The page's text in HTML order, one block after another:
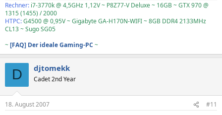
Rechner: i7-3770k @ 4,5GHz 1,12V ~ P8Z77-V Deluxe ~ 16GB ~ GTX 970 @
1315 (1455) / 2000
HTPC:G4500 @ 0,95V ~ Gigabyte GA-H170N-WIFI ~ 8GB DDR4 2133MHz
CL13 ~ Sugo SG05
~[FAQ] Der ideale Gaming-PC ~
D djtomekk
Cadet 2nd Year
18. August 2007 #11